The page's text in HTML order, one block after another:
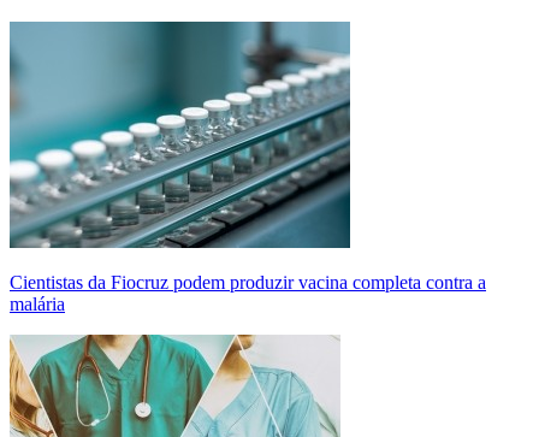
Cientistas da Fiocruz podem produzir vacina completa contra a
malária